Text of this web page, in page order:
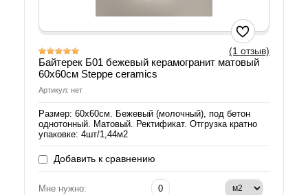
(1 отзыв)
Байтерек Б01 бежевый керамогранит матовый
60х60см Steppe ceramics
Артикул: нет
Размер: 60х60см. Бежевый (молочный), под бетон
однотонный. Матовый. Ректификат. Отгрузка кратно
упаковке: 4шт/1,44м2
Добавить к сравнению
Мне нужно: